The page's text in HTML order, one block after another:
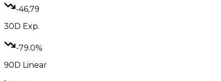
-46,79
30D Exp.
-79.0%
90D Linear